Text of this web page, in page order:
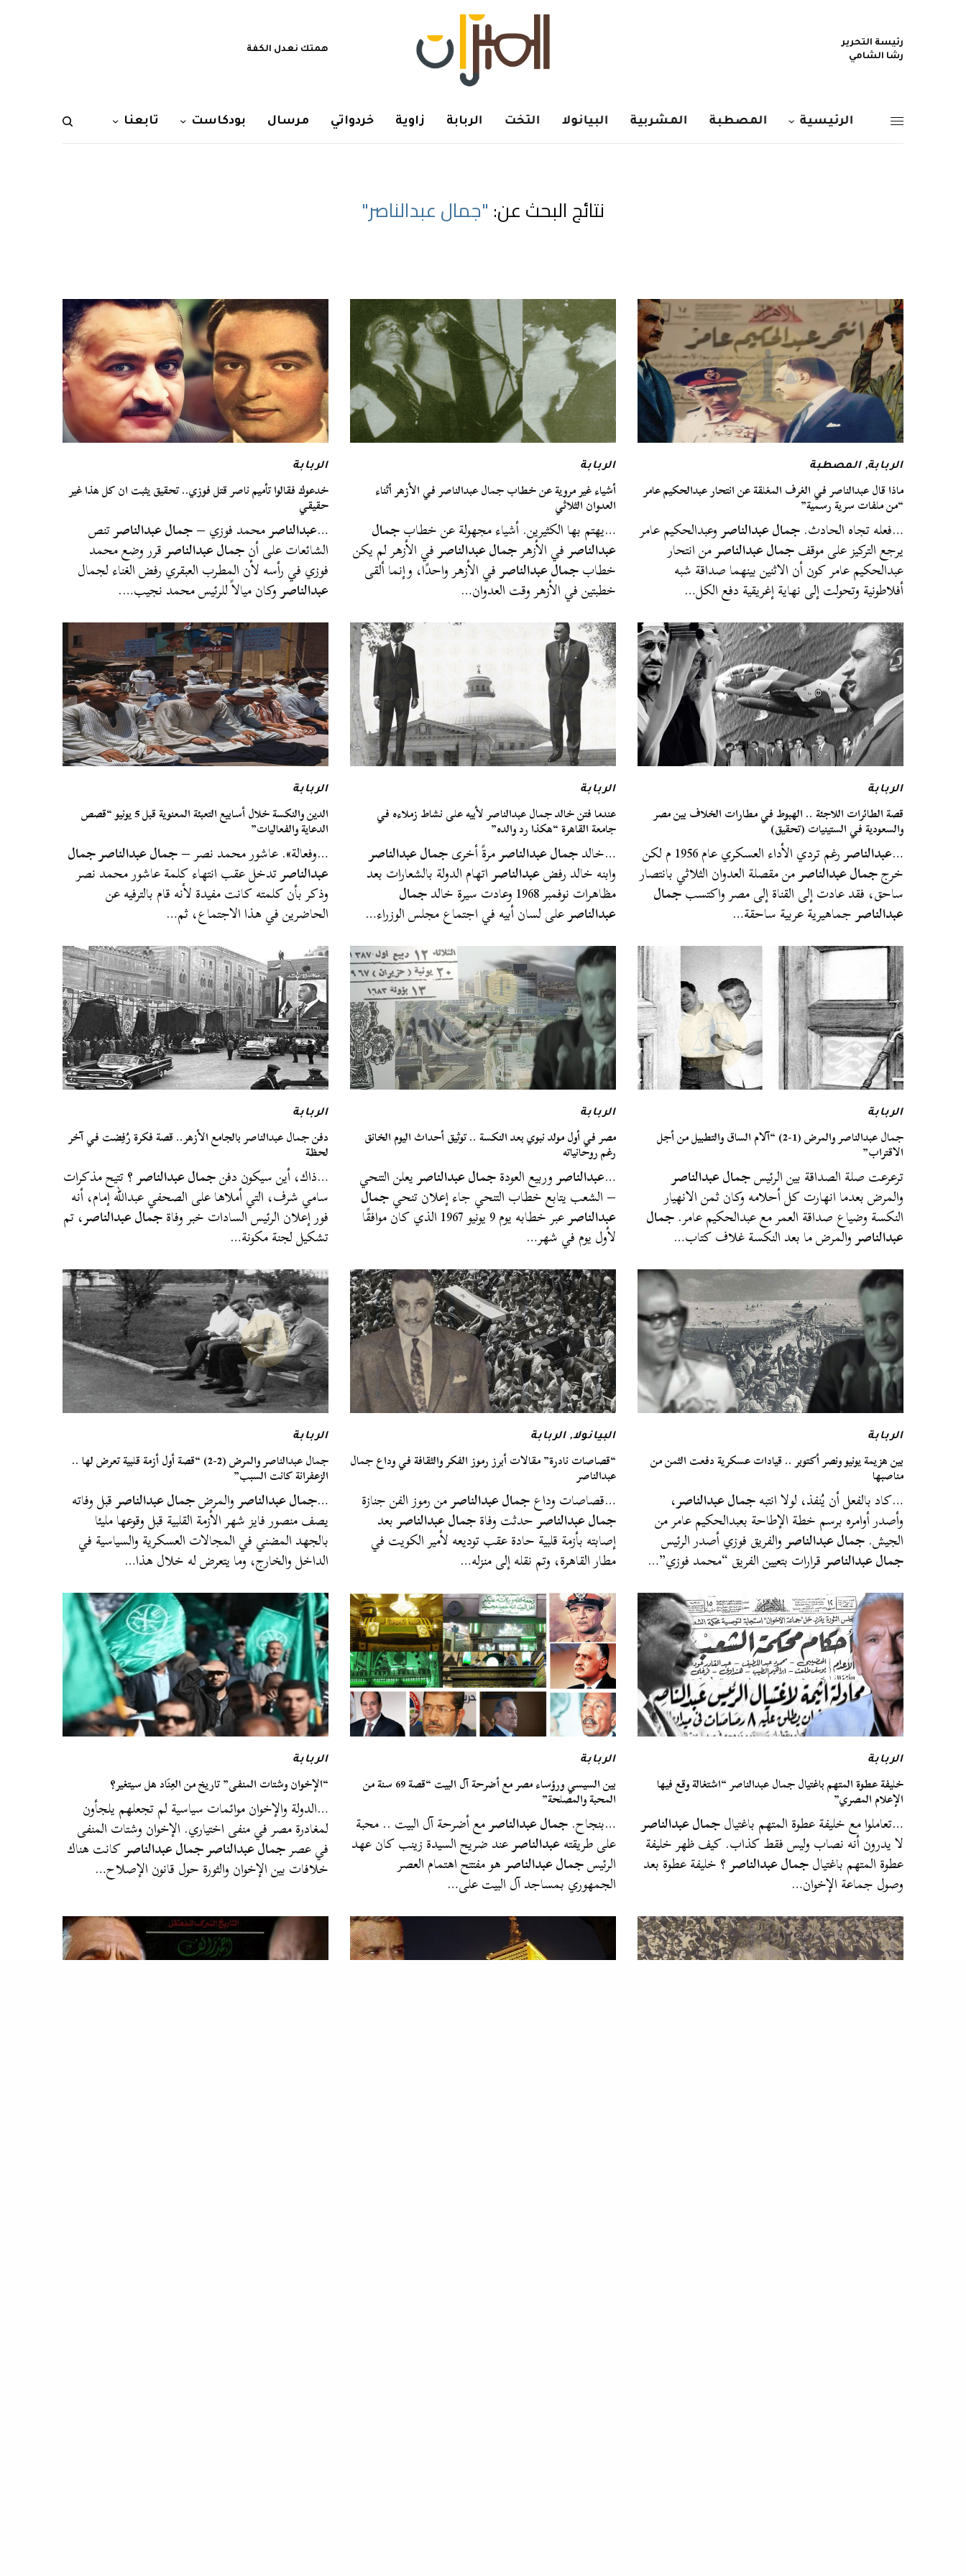
رئيسة التحرير
رشا الشامي
همتك نعدل الكفة
الرئيسية المصطبة المشربية البيانولا التخت الربابة زاوية خردواتي مرسال بودكاست تابعنا
نتائج البحث عن: "جمال عبدالناصر"
الربابة,المصطبة
ماذا قال عبدالناصر في الغرف المغلقة عن انتحار عبدالحكيم عامر
“من ملفات سرية رسمية”
…فعله تجاه الحادث.جمال عبدالناصروعبدالحكيم عامر
يرجع التركيز على موقفجمال عبدالناصرمن انتحار
عبدالحكيم عامر كون أن الاثنين بينهما صداقة شبه
أفلاطونية وتحولت إلى نهاية إغريقية دفع الكل…
الربابة
أشياء غير مروية عن خطاب جمال عبدالناصر في الأزهر أثناء
العدوان الثلاثي
…يهتم بها الكثيرين. أشياء مجهولة عن خطابجمال
عبدالناصرفي الأزهرجمال عبدالناصرفي الأزهر لم يكن
خطابجمال عبدالناصرفي الأزهر واحدًا، وإنما ألقى
خطبتين في الأزهر وقت العدوان…
الربابة
خدعوك فقالوا تأميم ناصر قتل فوزي.. تحقيق يثبت ان كل هذا غير
حقيقي
…عبدالناصرمحمد فوزي –جمال عبدالناصرتنص
الشائعات على أنجمال عبدالناصرقرر وضع محمد
فوزي في رأسه لأن المطرب العبقري رفض الغناء لجمال
عبدالناصروكان ميالاً للرئيس محمد نجيب….
الربابة
قصة الطائرات اللاجئة .. الهبوط في مطارات الخلاف بين مصر
والسعودية في الستينيات (تحقيق)
…عبدالناصر رغم تردي الأداء العسكري عام 1956 م لكن
خرججمال عبدالناصرمن مقصلة العدوان الثلاثي بانتصار
ساحق، فقد عادت إلى القناة إلى مصر واكتسبجمال
عبدالناصرجماهيرية عربية ساحقة…
الربابة
عندما فتن خالد جمال عبدالناصر لأبيه على نشاط زملاءه في
جامعة القاهرة “هكذا رد والده”
…خالدجمال عبدالناصرمرةً أخرىجمال عبدالناصر
وابنه خالد رفضعبدالناصراتهام الدولة بالشعارات بعد
مظاهرات نوفمبر 1968 وعادت سيرة خالد جمال
عبدالناصرعلى لسان أبيه في اجتماع مجلس الوزراء…
الربابة
الدين والنكسة خلال أسابيع التعبئة المعنوية قبل 5 يونيو “قصص
الدعاية والفعاليات”
…وفعالة». عاشور محمد نصر –جمال عبدالناصر جمال
عبدالناصرتدخل عقب انتهاء كلمة عاشور محمد نصر
وذكر بأن كلمته كانت مفيدة لأنه قام بالترفيه عن
الحاضرين في هذا الاجتماع، ثم…
الربابة
جمال عبدالناصر والمرض (1-2) “آلام الساق والتطبيل من أجل
الاقتراب”
ترعرعت صلة الصداقة بين الرئيسجمال عبدالناصر
والمرض بعدما انهارت كل أحلامه وكان ثمن الانهيار
النكسة وضياع صداقة العمر مع عبدالحكيم عامر.جمال
عبدالناصروالمرض ما بعد النكسة غلاف كتاب…
الربابة
مصر في أول مولد نبوي بعد النكسة .. توثيق أحداث اليوم الخانق
رغم روحانياته
…عبدالناصروربيع العودةجمال عبدالناصريعلن التنحي
– الشعب يتابع خطاب التنحي جاء إعلان تنحيجمال
عبدالناصر عبر خطابه يوم 9 يونيو 1967 الذي كان موافقًا
لأول يوم في شهر…
الربابة
دفن جمال عبدالناصر بالجامع الأزهر.. قصة فكرة رُفِضت في آخر
لحظة
…ذاك، أين سيكون دفنجمال عبدالناصر؟ تتيح مذكرات
سامي شرف، التي أملاها على الصحفي عبدالله إمام، أنه
فور إعلان الرئيس السادات خبر وفاةجمال عبدالناصر، تم
تشكيل لجنة مكونة…
الربابة
بين هزيمة يونيو ونصر أكتوبر .. قيادات عسكرية دفعت الثمن من
مناصبها
…كاد بالفعل أن يُنفذ، لولا انتبهجمال عبدالناصر،
وأصدر أوامره برسم خطة الإطاحة بعبدالحكيم عامر من
الجيش.جمال عبدالناصروالفريق فوزي أصدر الرئيس
جمال عبدالناصرقرارات بتعيين الفريق “محمد فوزي”…
البيانولا,الربابة
“قصاصات نادرة” مقالات أبرز رموز الفكر والثقافة في وداع جمال
عبدالناصر
…قصاصات وداعجمال عبدالناصرمن رموز الفن جنازة
جمال عبدالناصرحدثت وفاةجمال عبدالناصربعد
إصابته بأزمة قلبية حادة عقب توديعه لأمير الكويت في
مطار القاهرة، وتم نقله إلى منزله…
الربابة
جمال عبدالناصر والمرض (2-2) “قصة أول أزمة قلبية تعرض لها ..
الزعفرانة كانت السبب”
…جمال عبدالناصروالمرضجمال عبدالناصرقبل وفاته
يصف منصور فايز شهر الأزمة القلبية قبل وقوعها مليئا
بالجهد المضني في المجالات العسكرية والسياسية في
الداخل والخارج، وما يتعرض له خلال هذا…
الربابة
خليفة عطوة المتهم باغتيال جمال عبدالناصر “اشتغالة وقع فيها
الإعلام المصري”
…تعاملوا مع خليفة عطوة المتهم باغتيالجمال عبدالناصر
لا يدرون أنه نصاب وليس فقط كذاب. كيف ظهر خليفة
عطوة المتهم باغتيالجمال عبدالناصر؟ خليفة عطوة بعد
وصول جماعة الإخوان…
الربابة
بين السيسي ورؤساء مصر مع أضرحة آل البيت “قصة 69 سنة من
المحبة والمصلحة”
…بنجاح.جمال عبدالناصرمع أضرحة آل البيت .. محبة
على طريقتهعبدالناصرعند ضريح السيدة زينب كان عهد
الرئيسجمال عبدالناصرهو مفتتح اهتمام العصر
الجمهوري بمساجد آل البيت على…
الربابة
“الإخوان وشتات المنفى” تاريخ من العِنَاد هل سيتغير؟
…الدولة والإخوان موائمات سياسية لم تجعلهم يلجأون
لمغادرة مصر في منفى اختياري. الإخوان وشتات المنفى
في عصرجمال عبدالناصر جمال عبدالناصركانت هناك
خلافات بين الإخوان والثورة حول قانون الإصلاح…